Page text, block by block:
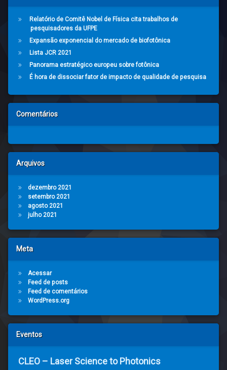
Relatório de Comitê Nobel de Física cita trabalhos de
pesquisadores da UFPE
Expansão exponencial do mercado de biofotônica
Lista JCR 2021
Panorama estratégico europeu sobre fotônica
É hora de dissociar fator de impacto de qualidade de pesquisa
Comentários
Arquivos
dezembro 2021
setembro 2021
agosto 2021
julho 2021
Meta
Acessar
Feed de posts
Feed de comentários
WordPress.org
Eventos
CLEO – Laser Science to Photonics